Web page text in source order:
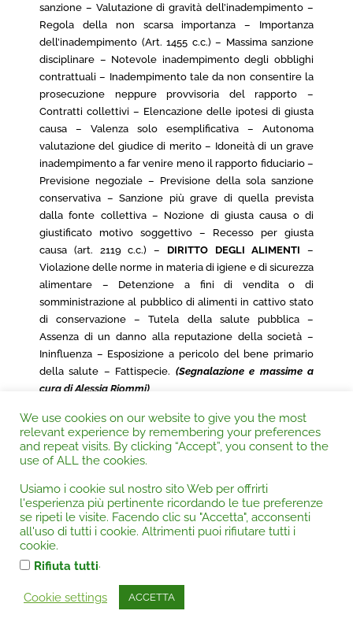
sanzione – Valutazione di gravità dell’inadempimento –
Regola della non scarsa importanza – Importanza
dell’inadempimento (Art. 1455 c.c.) – Massima sanzione
disciplinare – Notevole inadempimento degli obblighi
contrattuali – Inadempimento tale da non consentire la
prosecuzione neppure provvisoria del rapporto –
Contratti collettivi – Elencazione delle ipotesi di giusta
causa – Valenza solo esemplificativa – Autonoma
valutazione del giudice di merito – Idoneità di un grave
inadempimento a far venire meno il rapporto fiduciario –
Previsione negoziale – Previsione della sola sanzione
conservativa – Sanzione più grave di quella prevista
dalla fonte collettiva – Nozione di giusta causa o di
giustificato motivo soggettivo – Recesso per giusta
causa (art. 2119 c.c.) – DIRITTO DEGLI ALIMENTI –
Violazione delle norme in materia di igiene e di sicurezza
alimentare – Detenzione a fini di vendita o di
somministrazione al pubblico di alimenti in cattivo stato
di conservazione – Tutela della salute pubblica –
Assenza di un danno alla reputazione della società –
Ininfluenza – Esposizione a pericolo del bene primario
della salute – Fattispecie. (Segnalazione e massime a
cura di Alessia Riommi)
CORTE DI CASSAZIONE PENALE Sez. 7^, 13
febbraio 2024, Ordinanza n.
Autorità:Corte di Cassazione |Categoria: Animali
maltrattamento custodia danni...
MALTRATTAMENTO ANIMALI
morte di un cane di proprietà colpendolo con una pala
Minaccia di morte di una persona presente – Aggravante
We use cookies on our website to give you the most
relevant experience by remembering your preferences
and repeat visits. By clicking “Accept”, you consent to the
use of ALL the cookies.
Usiamo i cookie sul nostro sito Web per offrirti
l'esperienza più pertinente ricordando le tue preferenze
se ripeti le visite. Facendo clic su "Accetta", acconsenti
all'uso di tutti i cookie. Altrimenti puoi rifiutare tutti i
cookie.
Rifiuta tutti.
Cookie settings ACCETTA